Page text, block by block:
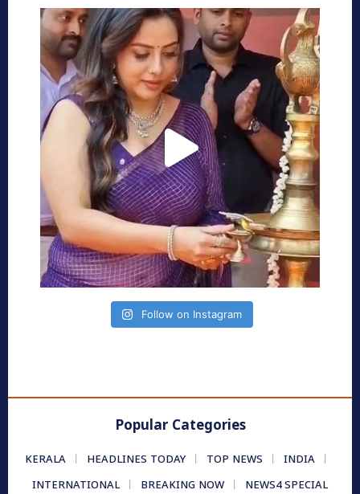
Follow on Instagram
Popular Categories
KERALA HEADLINES TODAY TOP NEWS
INDIA
INTERNATIONAL
BREAKING NOW
NEWS4 SPECIAL